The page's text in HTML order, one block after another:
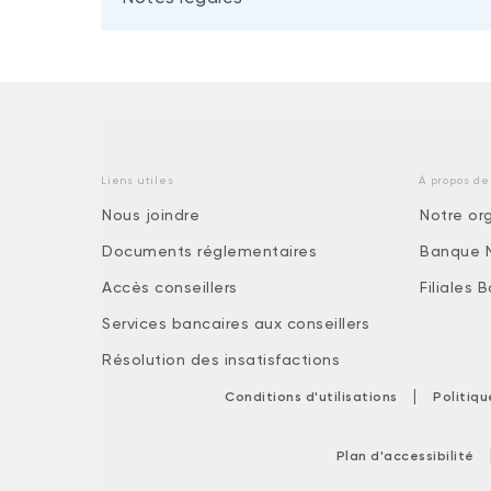
Liens utiles
Nous joindre
Documents réglementaires
Accès conseillers
Services bancaires aux conseillers
Résolution des insatisfactions
À propos de
Notre
Banque
Filiales
Conditions d'utilisations |
Plan d'accessibilité